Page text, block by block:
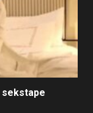
sekstape